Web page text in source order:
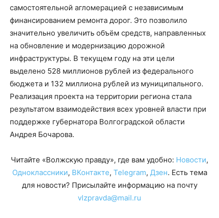
самостоятельной агломерацией с независимым
финансированием ремонта дорог. Это позволило
значительно увеличить объём средств, направленных
на обновление и модернизацию дорожной
инфраструктуры. В текущем году на эти цели
выделено 528 миллионов рублей из федерального
бюджета и 132 миллиона рублей из муниципального.
Реализация проекта на территории региона стала
результатом взаимодействия всех уровней власти при
поддержке губернатора Волгоградской области
Андрея Бочарова.
Читайте «Волжскую правду», где вам удобно: Новости,
Одноклассники, ВКонтакте, Telegram, Дзен. Есть тема
для новости? Присылайте информацию на почту
vlzpravda@mail.ru